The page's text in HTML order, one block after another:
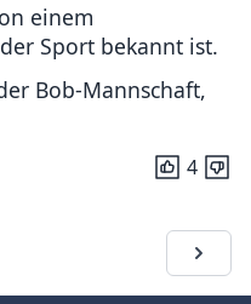
einem
Sport bekannt ist.
Bob-Mannschaft,
4